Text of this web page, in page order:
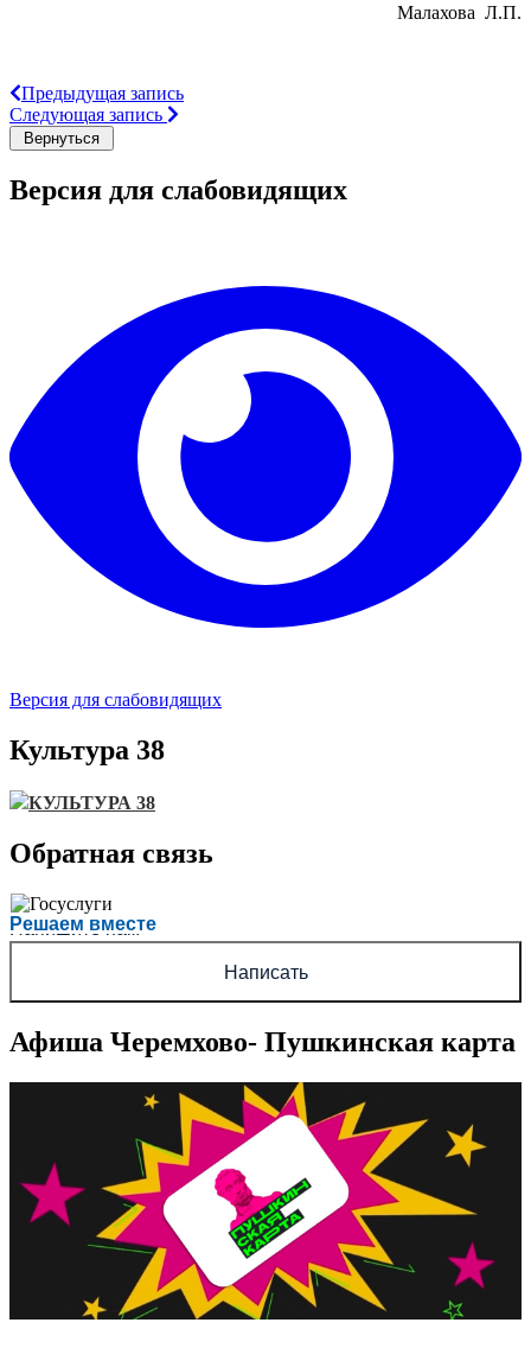
Малахова Л.П.
Предыдущая запись
Следующая запись
Версия для слабовидящих
Версия для слабовидящих
Культура 38
КУЛЬТУРА 38
Обратная связь
Решаем вместе
Есть вопрос?
Напишите нам
Написать
Афиша Черемхово- Пушкинская карта